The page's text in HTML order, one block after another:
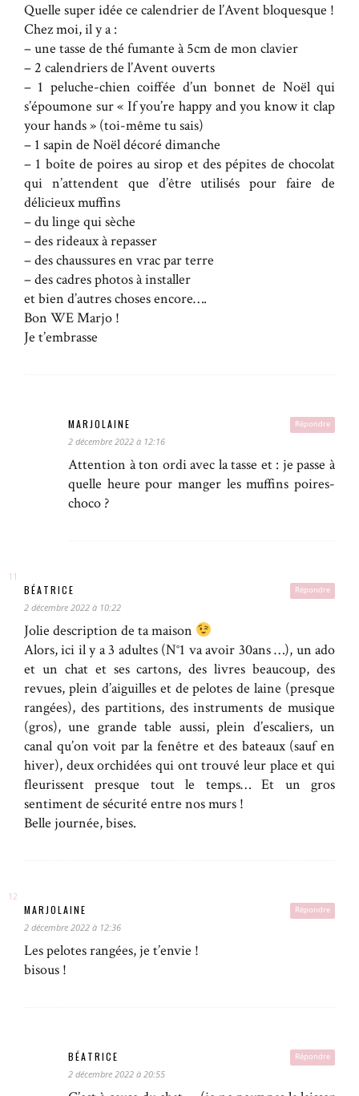
Quelle super idée ce calendrier de l’Avent bloquesque !
Chez moi, il y a :
– une tasse de thé fumante à 5cm de mon clavier
– 2 calendriers de l’Avent ouverts
– 1 peluche-chien coiffée d’un bonnet de Noël qui
s’époumone sur « If you’re happy and you know it clap
your hands » (toi-même tu sais)
– 1 sapin de Noël décoré dimanche
– 1 boîte de poires au sirop et des pépites de chocolat
qui n’attendent que d’être utilisés pour faire de
délicieux muffins
– du linge qui sèche
– des rideaux à repasser
– des chaussures en vrac par terre
– des cadres photos à installer
et bien d’autres choses encore….
Bon WE Marjo !
Je t’embrasse
Répondre
MARJOLAINE
2 décembre 2022 à 12:16
Attention à ton ordi avec la tasse et : je passe à
quelle heure pour manger les muffins poires-
choco ?
Répondre
BÉATRICE
2 décembre 2022 à 10:22
Jolie description de ta maison
Alors, ici il y a 3 adultes (N°1 va avoir 30ans …), un ado
et un chat et ses cartons, des livres beaucoup, des
revues, plein d’aiguilles et de pelotes de laine (presque
rangées), des partitions, des instruments de musique
(gros), une grande table aussi, plein d’escaliers, un
canal qu’on voit par la fenêtre et des bateaux (sauf en
hiver), deux orchidées qui ont trouvé leur place et qui
fleurissent presque tout le temps… Et un gros
sentiment de sécurité entre nos murs !
Belle journée, bises.
Répondre
MARJOLAINE
2 décembre 2022 à 12:36
Les pelotes rangées, je t’envie !
bisous !
Répondre
BÉATRICE
2 décembre 2022 à 20:55